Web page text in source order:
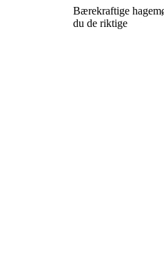
Bærekraftige
du de riktige